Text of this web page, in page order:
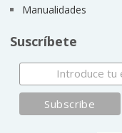
Manualidades
Suscríbete